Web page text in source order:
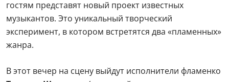
гостям представят новый проект известных
музыкантов. Это уникальный творческий
эксперимент, в котором встретятся два «пламенных»
жанра.
В этот вечер на сцену выйдут исполнители фламенко